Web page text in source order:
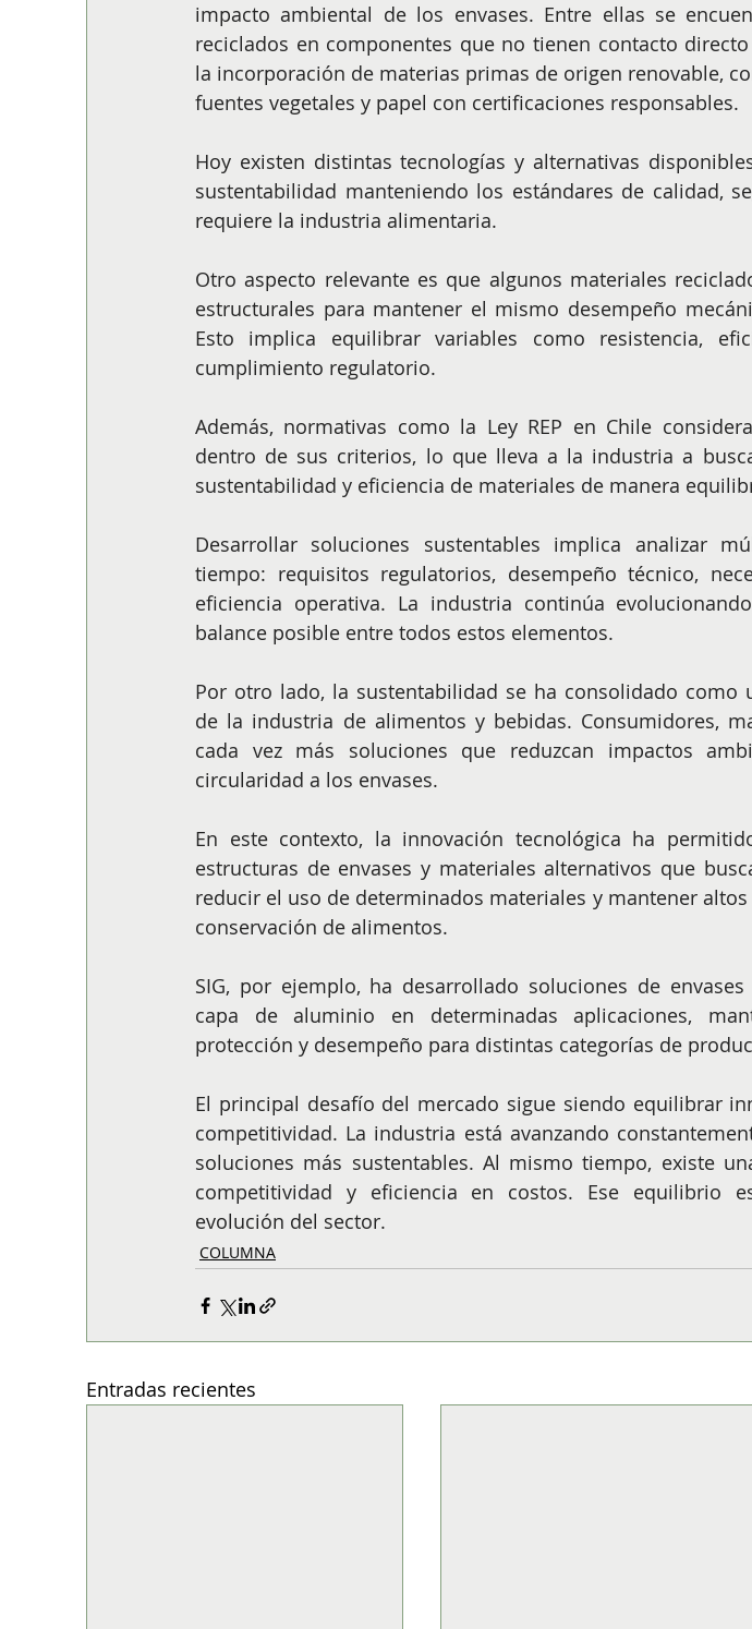
impacto ambiental de los envases. Entre ellas se
reciclados en componentes que no tienen contacto
la incorporación de materias primas de origen renovable,
fuentes vegetales y papel con certificaciones responsables.
Hoy existen distintas tecnologías y alternativas
sustentabilidad manteniendo los estándares de calidad,
requiere la industria alimentaria.
Otro aspecto relevante es que algunos materiales
estructurales para mantener el mismo desempeño
Esto implica equilibrar variables como resistencia,
cumplimiento regulatorio.
Además, normativas como la Ley REP en Chile
dentro de sus criterios, lo que lleva a la industria a
sustentabilidad y eficiencia de materiales de manera
Desarrollar soluciones sustentables implica analizar
tiempo: requisitos regulatorios, desempeño técnico,
eficiencia operativa. La industria continúa
balance posible entre todos estos elementos.
Por otro lado, la sustentabilidad se ha consolidado como
de la industria de alimentos y bebidas. Consumidores,
cada vez más soluciones que reduzcan impactos
circularidad a los envases.
En este contexto, la innovación tecnológica ha
estructuras de envases y materiales alternativos que
reducir el uso de determinados materiales y mantener
conservación de alimentos.
SIG, por ejemplo, ha desarrollado soluciones de
capa de aluminio en determinadas aplicaciones,
protección y desempeño para distintas categorías de
El principal desafío del mercado sigue siendo equilibrar
competitividad. La industria está avanzando
soluciones más sustentables. Al mismo tiempo, existe
competitividad y eficiencia en costos. Ese equilibrio
evolución del sector.
COLUMNA
Entradas recientes